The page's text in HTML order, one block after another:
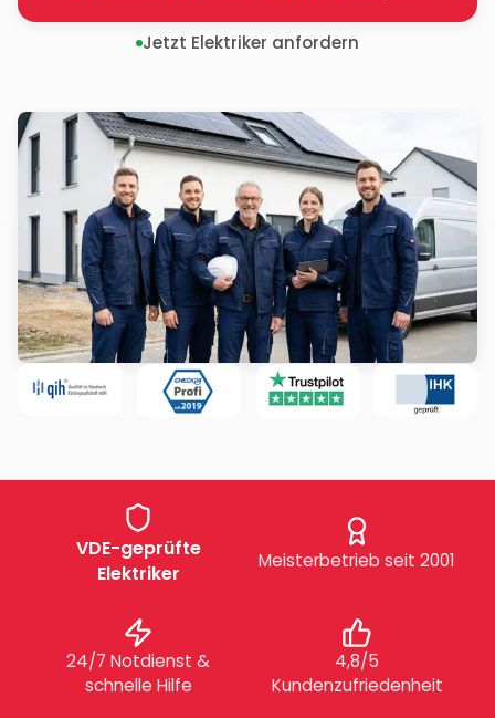
Jetzt Elektriker anfordern
VDE-geprüfte
Elektriker
Meisterbetrieb seit 2001
24/7 Notdienst &
schnelle Hilfe
4,8/5
Kundenzufriedenheit